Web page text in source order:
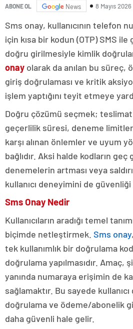
ABONE OL News 8 Mayıs
Sms onay, kullanıcının telefon
için kısa bir kodun (OTP) SMS
doğru girilmesiyle kimlik
onay olarak da anılan bu süreç,
giriş doğrulaması ve kritik
işlem yaptığını teyit etmeye
Doğru çözümü seçmek;
geçerlilik süresi, deneme
karşı alınan önlemler ve uyum
bağlıdır. Aksi halde kodların geç
denemelerin artması veya
kullanıcı deneyimini de güvenliği
Sms Onay Nedir
Kullanıcıların aradığı temel
biçimde netleştirmek. Sms onay
tek kullanımlık bir doğrulama
doğrulama yapılmasıdır. Amaç,
yanında numaraya erişimin de
sağlamaktır. Bu sayede
doğrulama ve ödeme/abonelik
daha güvenli hale gelir.